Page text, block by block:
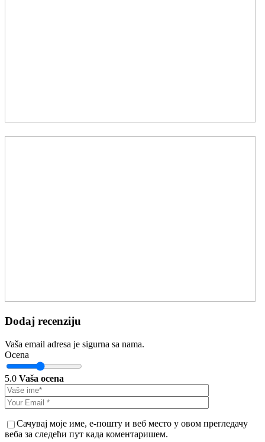
Dodaj recenziju
Vaša email adresa je sigurna sa nama.
Ocena
5.0 Vaša ocena
Сачувај моје име, е-пошту и веб место у овом прегледачу
веба за следећи пут када коментаришем.